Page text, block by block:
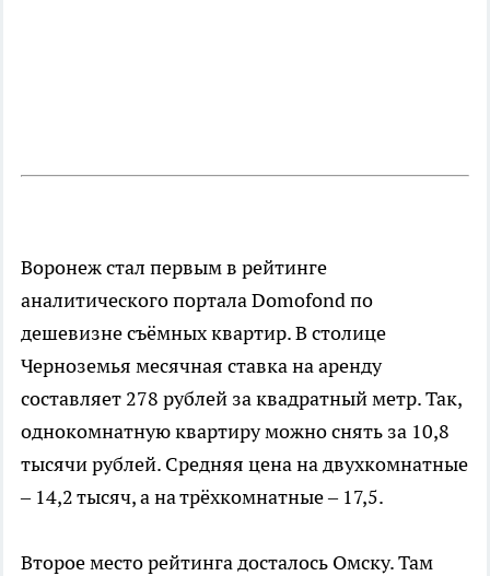
Воронеж стал первым в рейтинге
аналитического портала Domofond по
дешевизне съёмных квартир. В столице
Черноземья месячная ставка на аренду
составляет 278 рублей за квадратный метр. Так,
однокомнатную квартиру можно снять за 10,8
тысячи рублей. Средняя цена на двухкомнатные
– 14,2 тысяч, а на трёхкомнатные – 17,5.
Второе место рейтинга досталось Омску. Там